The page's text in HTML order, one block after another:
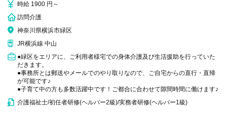
時給 1900 円～
訪問介護
神奈川県横浜市緑区
JR横浜線 中山
●緑区をエリアに、ご利用者様宅での身体介護及び生活援助を行っていた
だきます。
●事務所とは郵送やメールでのやり取りなので、ご自宅からの直行・直帰
が可能です♪
●子育て中の方も多数活躍中です！ご都合に合わせて隙間時間に働けます♪
介護福祉士/初任者研修(ヘルパー2級)/実務者研修(ヘルパー1級)